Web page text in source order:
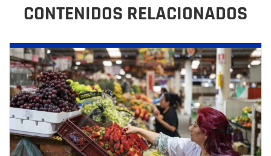
CONTENIDOS RELACIONADOS